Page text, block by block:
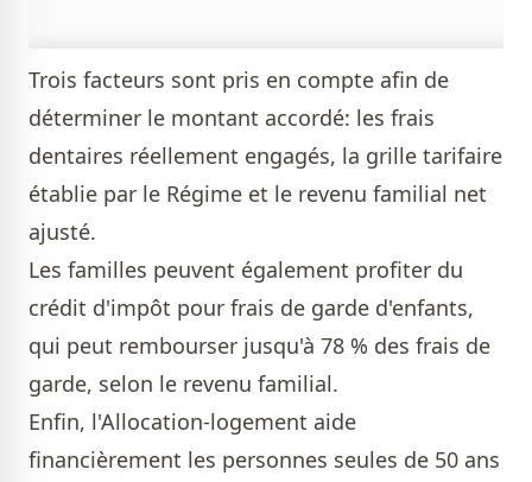
Trois facteurs sont pris en compte afin de
déterminer le montant accordé: les frais
dentaires réellement engagés, la grille tarifaire
établie par le Régime et le revenu familial net
ajusté.
Les familles peuvent également profiter du
crédit d'impôt pour frais de garde d'enfants,
qui peut rembourser jusqu'à 78 % des frais de
garde, selon le revenu familial.
Enfin, l'Allocation-logement aide
financièrement les personnes seules de 50 ans